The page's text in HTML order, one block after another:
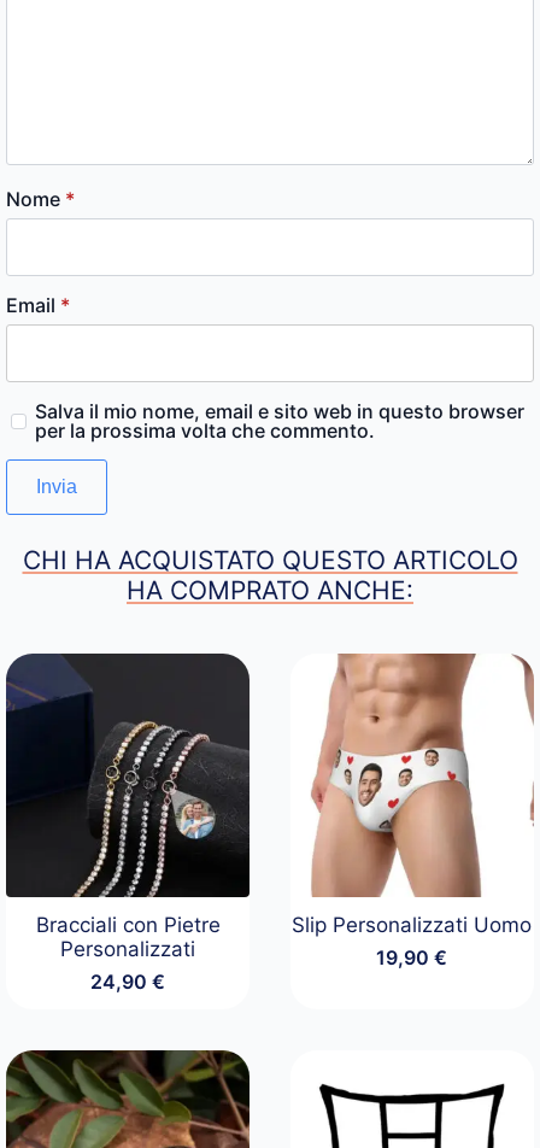
Nome *
Email *
Salva il mio nome, email e sito web in questo browser
per la prossima volta che commento.
CHI HA ACQUISTATO QUESTO ARTICOLO
HA COMPRATO ANCHE:
Bracciali con Pietre
Personalizzati
24,90€
Slip Personalizzati Uomo
19,90€